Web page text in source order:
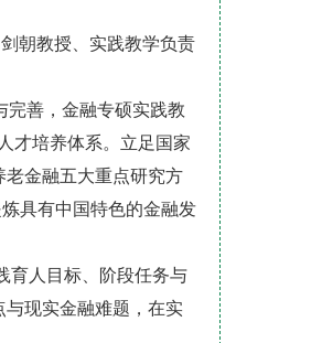
朝教授、实践教学负责
善，金融专硕实践教
才培养体系。立足国家
金融五大重点研究方
具有中国特色的金融发
育人目标、阶段任务与
现实金融难题，在实